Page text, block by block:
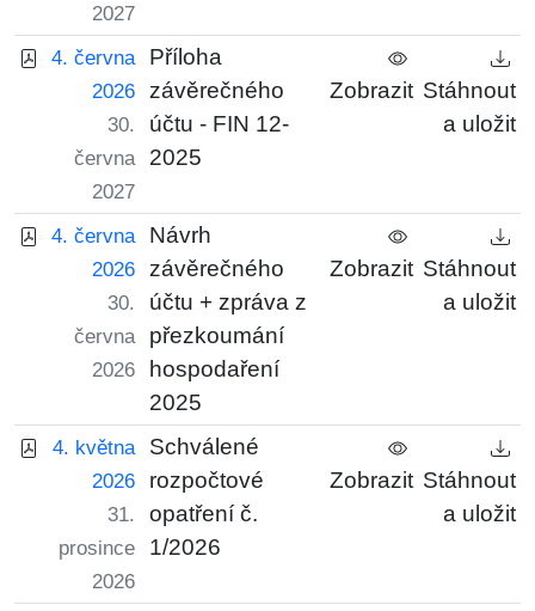
2027
4. června
2026
30.
června
2027
Příloha
závěrečného
účtu - FIN 12-
2025
Zobrazit Stáhnout
a uložit
4. června
2026
30.
června
2026
Návrh
závěrečného
účtu + zpráva z
přezkoumání
hospodaření
2025
Zobrazit Stáhnout
a uložit
4. května
2026
31.
prosince
2026
Schválené
rozpočtové
opatření č.
1/2026
Zobrazit Stáhnout
a uložit